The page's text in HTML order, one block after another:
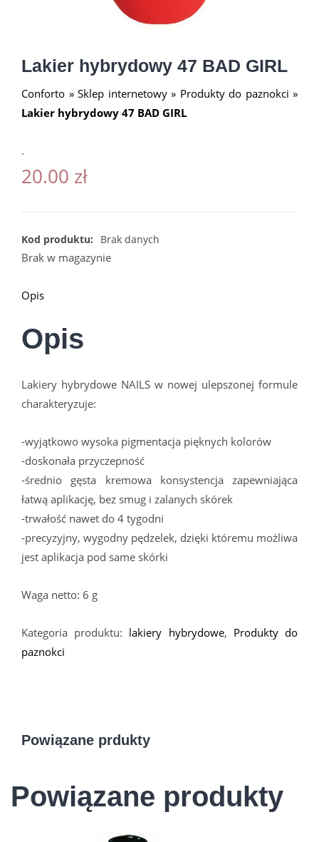
Lakier hybrydowy 47 BAD GIRL
Conforto » Sklep internetowy» Produkty do paznokci »
Lakier hybrydowy 47 BAD GIRL
.
20.00 zł
Kod produktu: Brak danych
Brak w magazynie
Opis
Opis
Lakiery hybrydowe NAILS w nowej ulepszonej formule
charakteryzuje:
-wyjątkowo wysoka pigmentacja pięknych kolorów
-doskonała przyczepność
-średnio gęsta kremowa konsystencja zapewniająca
łatwą aplikację, bez smug i zalanych skórek
-trwałość nawet do 4 tygodni
-precyzyjny, wygodny pędzelek, dzięki któremu możliwa
jest aplikacja pod same skórki
Waga netto: 6 g
Kategoria produktu: lakiery hybrydowe, Produkty do
paznokci
Powiązane prdukty
Powiązane produkty